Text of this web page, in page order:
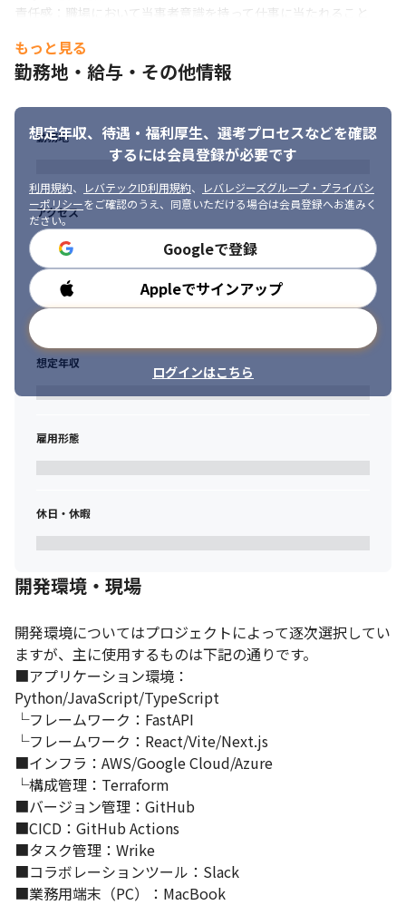
責任感：職場において当事者意識を持って仕事に当たれること
解決能力を発揮出来ること
成長意欲：新しい分野/困難な分野にもポジティブに挑戦出来るこ
協調性：周囲のメンバーを尊敬・信頼し、コミュニケーションを
取りつつチームとして成果を出すことが出来ること
もっと見る
勤務地・給与・その他情報
想定年収、待遇・福利厚生、 選考プロセスなどを確認
するには会員登録が必要です
利用規約、 レバテックID利用規約、
レバレジーズグループ・プライバシ
ーポリシーをご確認のうえ、同意いただける場合は会員登録へお進みく
ださい。
Googleで登録
Appleでサインアップ
ログインはこちら
勤務地
アクセス
勤務時間
想定年収
雇用形態
休日・休暇
開発環境・現場
開発環境についてはプロジェクトによって逐次選択してい
ますが、主に使用するものは下記の通りです。
■アプリケーション環境：
Python/JavaScript/TypeScript
└フレームワーク：FastAPI
└フレームワーク：React/Vite/Next.js
■インフラ：AWS/Google Cloud/Azure
└構成管理：Terraform
■バージョン管理：GitHub
■CICD：GitHub Actions
■タスク管理：Wrike
■コラボレーションツール：Slack
■業務用端末（PC）：MacBook